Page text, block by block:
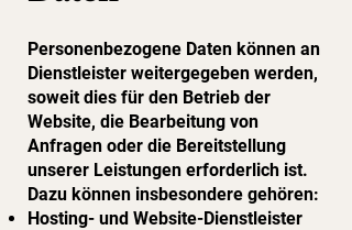
Personenbezogene Daten können an
Dienstleister weitergegeben werden,
soweit dies für den Betrieb der
Website, die Bearbeitung von
Anfragen oder die Bereitstellung
unserer Leistungen erforderlich ist.
Dazu können insbesondere gehören:
Hosting- und Website-Dienstleister